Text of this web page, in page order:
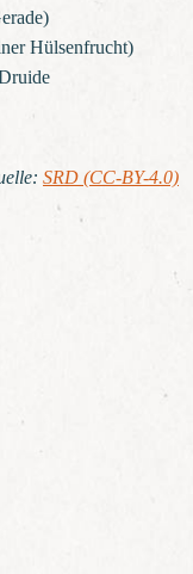
Hülsenfrucht)
: SRD (CC-BY-4.0)